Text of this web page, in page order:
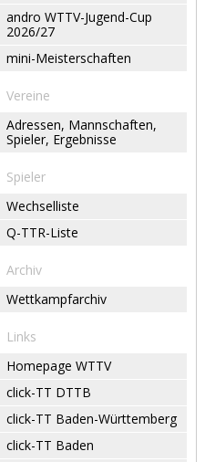
andro WTTV-Jugend-Cup
2026/27
mini-Meisterschaften
Vereine
Adressen, Mannschaften,
Spieler, Ergebnisse
Spieler
Wechselliste
Q-TTR-Liste
Archiv
Wettkampfarchiv
Links
Homepage WTTV
click-TT DTTB
click-TT Baden-Württemberg
click-TT Baden